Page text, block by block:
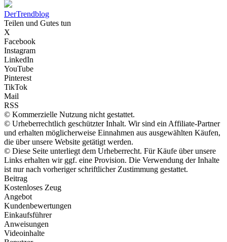
DerTrendblog
Teilen und Gutes tun
X
Facebook
Instagram
LinkedIn
YouTube
Pinterest
TikTok
Mail
RSS
© Kommerzielle Nutzung nicht gestattet.
© Urheberrechtlich geschützter Inhalt. Wir sind ein Affiliate-Partner
und erhalten möglicherweise Einnahmen aus ausgewählten Käufen,
die über unsere Website getätigt werden.
© Diese Seite unterliegt dem Urheberrecht. Für Käufe über unsere
Links erhalten wir ggf. eine Provision. Die Verwendung der Inhalte
ist nur nach vorheriger schriftlicher Zustimmung gestattet.
Beitrag
Kostenloses Zeug
Angebot
Kundenbewertungen
Einkaufsführer
Anweisungen
Videoinhalte